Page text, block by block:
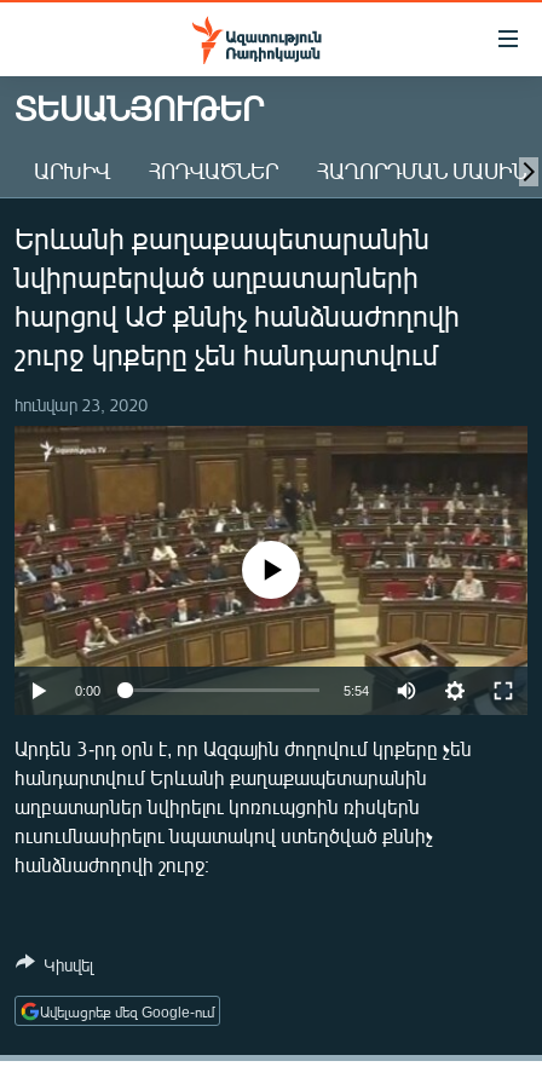
Մատչելիության
Անցնել
հիմնական
Անցնել
հիմնական
մենյուին
Որոնում
ԱԶԱՏՈՒԹՅՈՒՆ TV
ՀԱՅԱՍՏԱՆ
ԸՆՏՐՈՒԹՅՈՒՆՆԵՐ 2026
ԻՐԱՎՈՒՆՔ
ՀԱՍԱՐԱԿՈՒԹՅՈՒՆ
ՂԱՐԱԲԱՂ
ՊԱՏԵՐԱԶՄԻ 6 ՇԱԲԱԹՆԵՐԸ
ՏԱՐԱԾԱՇՐՋԱՆ
ՄԻՋԱԶԳԱՅԻՆ
ՄՇԱԿՈՒՅԹ
ՍՊՈՐՏ
ՄԵԿՆԱԲԱՆՈՒԹՅՈՒՆ
ՏՏ ԵՒ ԻՆՏԵՐՆԵՏ
ԿՈՐՈՆԱՎԻՐՈՒՍ
ԱՐԽԻՎ
ՏԵՍԱՆՅՈՒԹԵՐ
ՁԳՏԵԼՈՎ ԼԱՎԱԳՈՒՅՆԻՆ
ՓՈԴՔԱՍԹ
Հայերեն
ՏԵՍԱՆՅՈՒԹԵՐ
ԱՐԽԻՎ ՀՈԴՎԱԾՆԵՐ ՀԱՂՈՐԴՄԱՆ ՄԱՍԻՆ
Երևանի քաղաքապետարանին
նվիրաբերված աղբատարների
հարցով ԱԺ քննիչ հանձնաժողովի
շուրջ կրքերը չեն հանդարտվում
հունվար 23, 2020
Auto
No media source currently available
0:00 5:54
360p
404p
Արդեն 3-րդ օրն է, որ Ազգային ժողովում կրքերը չեն
հանդարտվում Երևանի քաղաքապետարանին
աղբատարներ նվիրելու կոռուպցոին ռիսկերն
ուսումնասիրելու նպատակով ստեղծված քննիչ
հանձնաժողովի շուրջ։
Կիսվել
Ավելացրեք մեզ Google-ում